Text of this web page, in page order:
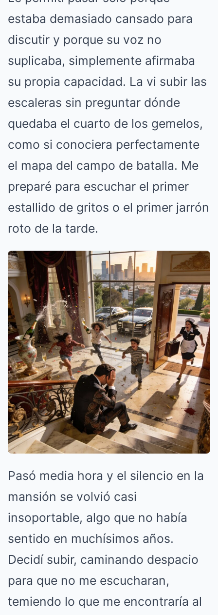
estaba demasiado cansado para
discutir y porque su voz no
suplicaba, simplemente afirmaba
su propia capacidad. La vi subir las
escaleras sin preguntar dónde
quedaba el cuarto de los gemelos,
como si conociera perfectamente
el mapa del campo de batalla. Me
preparé para escuchar el primer
estallido de gritos o el primer jarrón
roto de la tarde.
Pasó media hora y el silencio en la
mansión se volvió casi
insoportable, algo que no había
sentido en muchísimos años.
Decidí subir, caminando despacio
para que no me escucharan,
temiendo lo que me encontraría al